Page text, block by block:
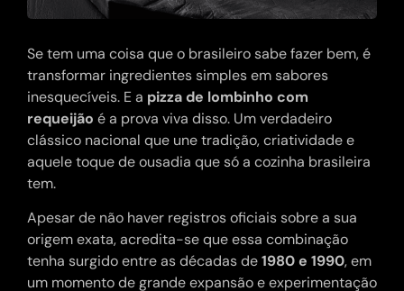
Se tem uma coisa que o brasileiro sabe fazer bem, é
transformar ingredientes simples em sabores
inesquecíveis. E a pizza de lombinho com
requeijão é a prova viva disso. Um verdadeiro
clássico nacional que une tradição, criatividade e
aquele toque de ousadia que só a cozinha brasileira
tem.
Apesar de não haver registros oficiais sobre a sua
origem exata, acredita-se que essa combinação
tenha surgido entre as décadas de1980 e 1990, em
um momento de grande expansão e experimentação